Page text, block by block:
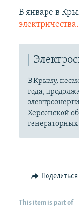
В январе в
электричества.
В Крыму,
года,
Херсонской
генераторных
Поделиться
This item is part of